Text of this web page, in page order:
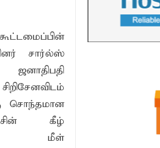
யானைகள்
மாணவர்களுக்கு தங்கப்பதக்கங்கள்,
ஆலோசனைக் கூட்டம்
சார்ல்ஸ்
சொந்தமான
கீழ்
மீள்